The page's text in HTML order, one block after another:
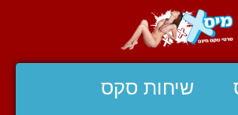
שיחות סקס